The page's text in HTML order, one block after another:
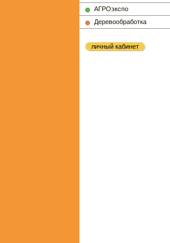
АГРОэкспо
Деревообработка
личный кабинет